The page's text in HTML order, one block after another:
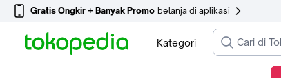
Gratis Ongkir + Banyak Promo belanja di aplikasi
Kategori